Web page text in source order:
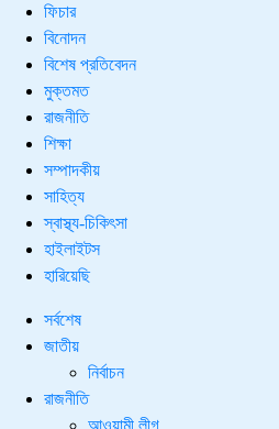
ফিচার
বিনোদন
বিশেষ প্রতিবেদন
মুক্তমত
রাজনীতি
শিক্ষা
সম্পাদকীয়
সাহিত্য
স্বাস্থ্য-চিকিৎসা
হাইলাইটস
হারিয়েছি
সর্বশেষ
জাতীয়
নির্বাচন
রাজনীতি
আওয়ামী লীগ